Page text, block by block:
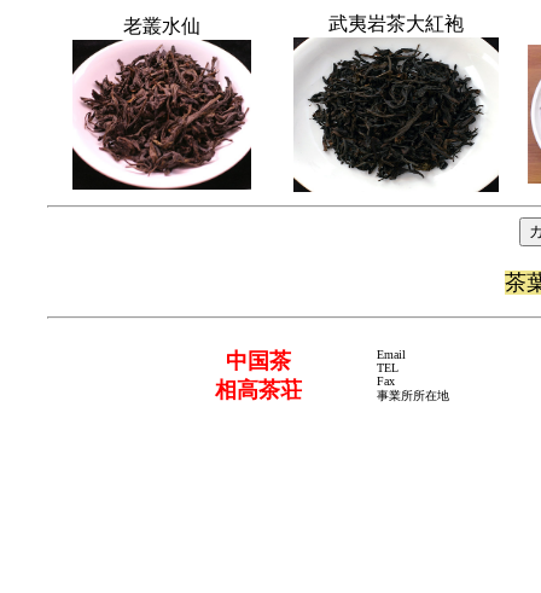
老叢水仙 武夷岩茶大紅袍
茶
中国茶
相高茶荘
Email
TEL
Fax
事業所所在地